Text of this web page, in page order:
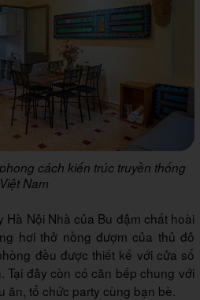
cách kiến trúc truyền thống
Việt Nam
Hà Nội Nhà của Bu đậm chất hoài
hơi thở nồng đượm của thủ đô
đều được thiết kế với cửa sổ
Tại đây còn có căn bếp chung với
ăn, tổ chức party cùng bạn bè.